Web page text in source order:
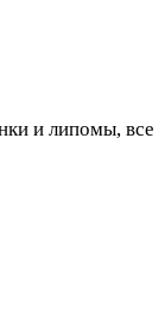
и липомы, все